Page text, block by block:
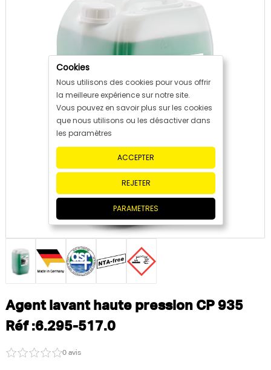
Agent lavant haute pression CP 935
Réf :6.295-517.0
0 avis
Cookies
Nous utilisons des cookies pour vous offrir
la meilleure expérience sur notre site.
Vous pouvez en savoir plus sur les cookies
que nous utilisons ou les désactiver dans
les paramètres
ACCEPTER
REJETER
PARAMETRES